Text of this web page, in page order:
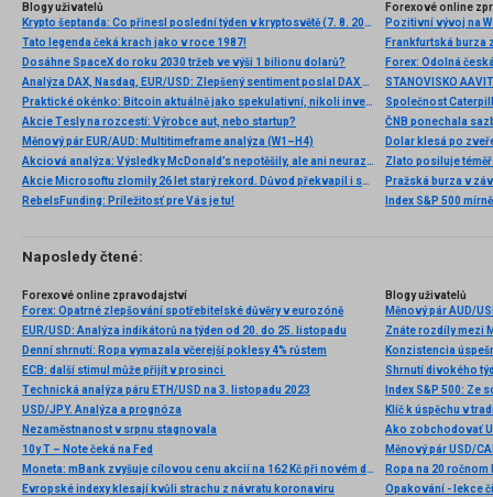
Blogy uživatelů
Krypto šeptanda: Co přinesl poslední týden v kryptosvětě (7. 8. 2026)
Tato legenda čeká krach jako v roce 1987!
Dosáhne SpaceX do roku 2030 tržeb ve výši 1 bilionu dolarů?
Analýza DAX, Nasdaq, EUR/USD: Zlepšený sentiment poslal DAX na nová maxima
Praktické okénko: Bitcoin aktuálně jako spekulativní, nikoli investiční aktivum
Akcie Tesly na rozcestí: Výrobce aut, nebo startup?
Měnový pár EUR/AUD: Multitimeframe analýza (W1–H4)
Akciová analýza: Výsledky McDonald’s nepotěšily, ale ani neurazily. Jakou vizi společnost prezentovala?
Akcie Microsoftu zlomily 26 let starý rekord. Důvod překvapil i samotné investory
RebelsFunding: Príležitosť pre Vás je tu!
Forexové online
Pozitivní vývoj na
Frankfurtská burza
Dolar klesá po
Zlato posiluje téměř
Pražská burza v
Index S&P 500
Naposledy čtené:
Forexové online zpravodajství
Forex: Opatrné zlepšování spotřebitelské důvěry v eurozóně
EUR/USD: Analýza indikátorů na týden od 20. do 25. listopadu
Denní shrnutí: Ropa vymazala včerejší poklesy 4% růstem
ECB: další stimul může přijít v prosinci
Technická analýza páru ETH/USD na 3. listopadu 2023
USD/JPY. Analýza a prognóza
Nezaměstnanost v srpnu stagnovala
10y T – Note čeká na Fed
Moneta: mBank zvyšuje cílovou cenu akcií na 162 Kč při novém doporučení na stupni “buy“
Evropské indexy klesají kvůli strachu z návratu koronaviru
Blogy uživatelů
Měnový pár AUD/
Znáte rozdíly mezi
Konzistencia
Shrnutí divokého
Index S&P 500: Ze
Klíč k úspěchu v
Ako zobchodovať
Měnový pár USD/
Ropa na 20
Opakování - lekce